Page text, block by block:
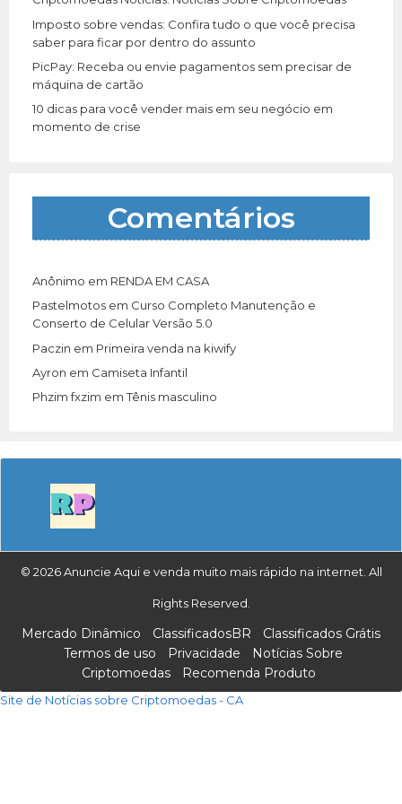
Imposto sobre vendas: Confira tudo o que você precisa
saber para ficar por dentro do assunto
PicPay: Receba ou envie pagamentos sem precisar de
máquina de cartão
10 dicas para você vender mais em seu negócio em
momento de crise
Comentários
Anônimo em RENDA EM CASA
Pastelmotos em Curso Completo Manutenção e
Conserto de Celular Versão 5.0
Paczin em Primeira venda na kiwify
Ayron em Camiseta Infantil
Phzim fxzim emTênis masculino
© 2026 Anuncie Aqui e venda muito mais rápido na internet. All
Rights Reserved.
Mercado Dinâmico ClassificadosBR
Classificados Grátis
Termos de uso
Privacidade
Notícias Sobre
Criptomoedas
Recomenda Produto
Site de Notícias sobre Criptomoedas - CA